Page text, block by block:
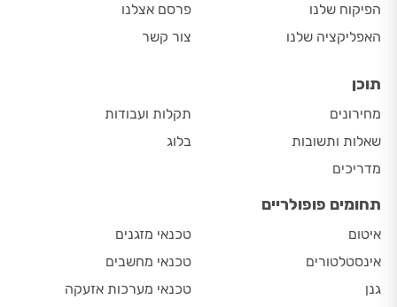
הפיקוח שלנו
האפליקציה שלנו
פרסם אצלנו
צור קשר
תוכן
מחירונים
שאלות ותשובות
מדריכים
תקלות ועבודות
בלוג
תחומים פופולריים
איטום
אינסטלטורים
גנן
טכנאי מזגנים
טכנאי מחשבים
טכנאי מערכות אזעקה